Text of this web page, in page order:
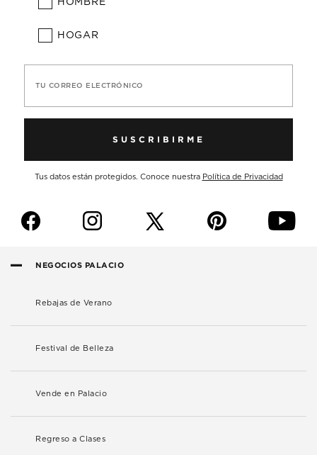
HOMBRE
HOGAR
TU CORREO ELECTRÓNICO
SUSCRIBIRME
Tus datos están protegidos. Conoce nuestra Política de Privacidad
f i p y
NEGOCIOS PALACIO
Rebajas de Verano
Festival de Belleza
Vende en Palacio
Regreso a Clases